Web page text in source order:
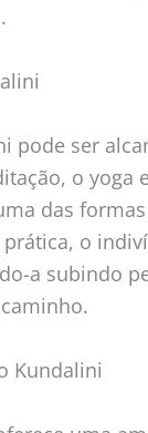
pode ser
o yoga
das
o
a subindo
Kundalini